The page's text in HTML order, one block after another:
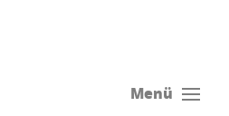
Menü